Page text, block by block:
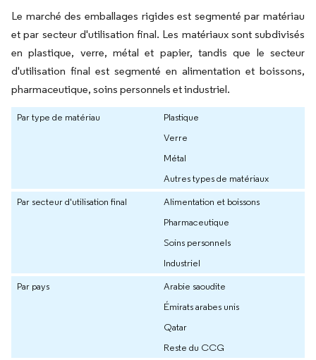
Le marché des emballages rigides est segmenté par matériau
et par secteur d'utilisation final. Les matériaux sont subdivisés
en plastique, verre, métal et papier, tandis que le secteur
d'utilisation final est segmenté en alimentation et boissons,
pharmaceutique, soins personnels et industriel.
Par type de matériau
Plastique
Verre
Métal
Autres types de matériaux
Par secteur d'utilisation final
Alimentation et boissons
Pharmaceutique
Soins personnels
Industriel
Par pays
Arabie saoudite
Émirats arabes unis
Qatar
Reste du CCG